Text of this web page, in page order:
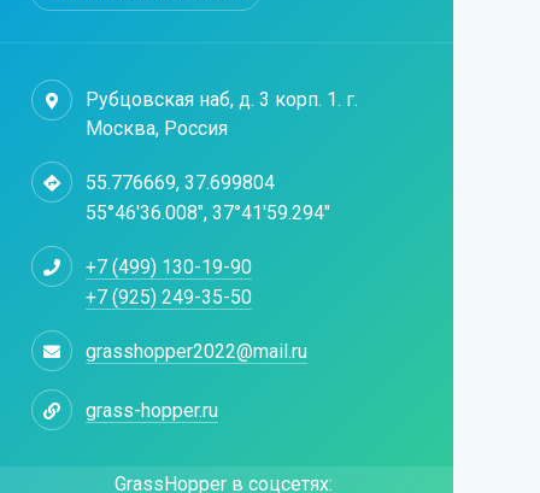
Рубцовская наб, д. 3 корп. 1. г.
Москва, Россия
55.776669, 37.699804
55°46'36.008", 37°41'59.294"
+7 (499) 130-19-90
+7 (925) 249-35-50
grasshopper2022@mail.ru
grass-hopper.ru
GrassHopper в соцсетях: